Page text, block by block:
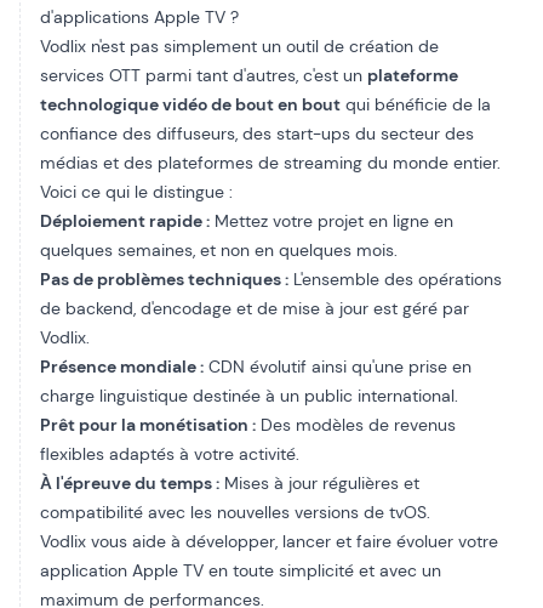
d'applications Apple TV ?
Vodlix n'est pas simplement un outil de création de
services OTT parmi tant d'autres, c'est un plateforme
technologique vidéo de bout en bout qui bénéficie de la
confiance des diffuseurs, des start-ups du secteur des
médias et des plateformes de streaming du monde entier.
Voici ce qui le distingue :
Déploiement rapide : Mettez votre projet en ligne en
quelques semaines, et non en quelques mois.
Pas de problèmes techniques : L'ensemble des opérations
de backend, d'encodage et de mise à jour est géré par
Vodlix.
Présence mondiale : CDN évolutif ainsi qu'une prise en
charge linguistique destinée à un public international.
Prêt pour la monétisation : Des modèles de revenus
flexibles adaptés à votre activité.
À l'épreuve du temps : Mises à jour régulières et
compatibilité avec les nouvelles versions de tvOS.
Vodlix vous aide à développer, lancer et faire évoluer votre
application Apple TV en toute simplicité et avec un
maximum de performances.